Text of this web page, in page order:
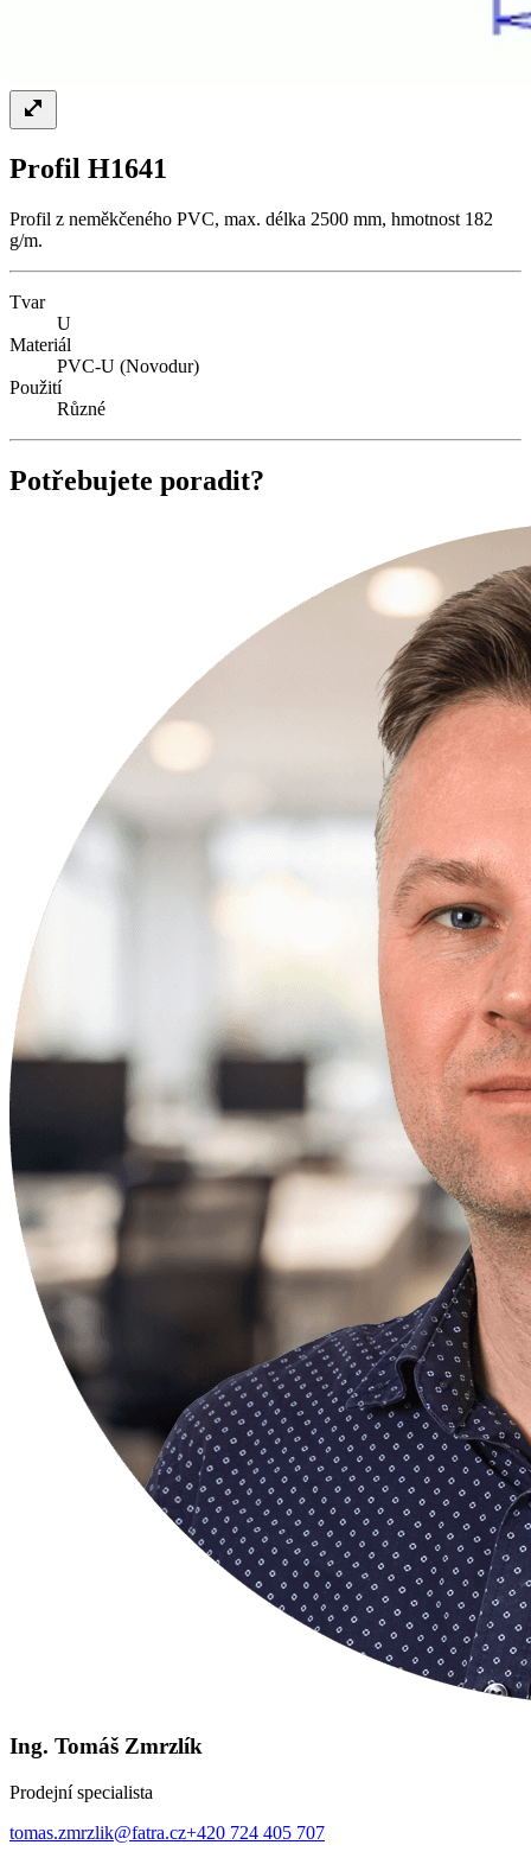
Profil H1641
Profil z neměkčeného PVC, max. délka 2500 mm, hmotnost 182
g/m.
Tvar
U
Materiál
PVC-U (Novodur)
Použití
Různé
Potřebujete poradit?
Ing. Tomáš Zmrzlík
Prodejní specialista
tomas.zmrzlik@fatra.cz+420 724 405 707